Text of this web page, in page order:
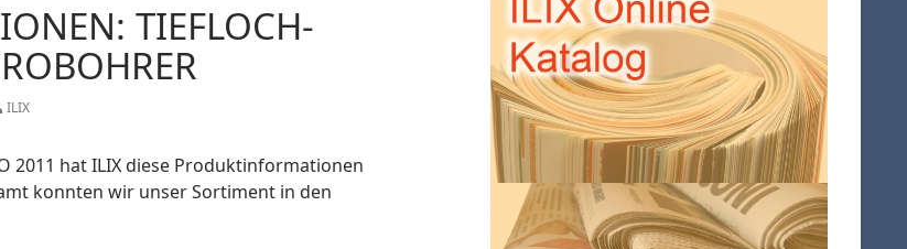
TIEFLOCH-
ILIX
2011 hat ILIX diese Produktinformationen
konnten wir unser Sortiment in den